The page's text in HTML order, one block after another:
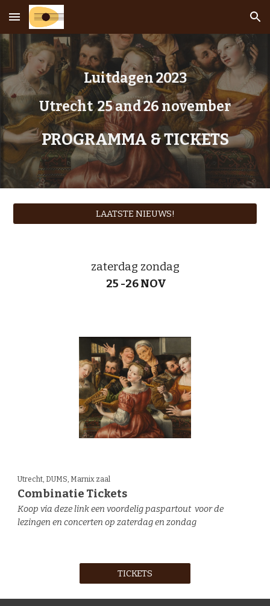
Skip to main content Skip to navigation
Luitdagen2023
Utrecht25and26 november
PROGRAMMA & TICKETS
LAATSTE NIEUWS!
zaterdag zondag
25 -26 NOV
Utrecht, DUMS, Marnix zaal
Combinatie Tickets
Koop via deze link een voordelig paspartout voor de
lezingen en concerten op zaterdag en zondag
TICKETS